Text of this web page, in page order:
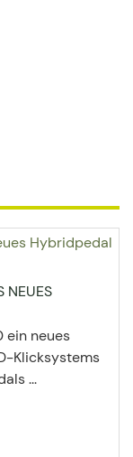
NEUES
ein neues
Klicksystems
...